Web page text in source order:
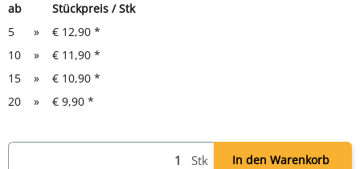
ab
Stückpreis / Stk
5
» € 12,90 *
10
» € 11,90 *
15
» € 10,90 *
20
» € 9,90 *
Stk In den Warenkorb